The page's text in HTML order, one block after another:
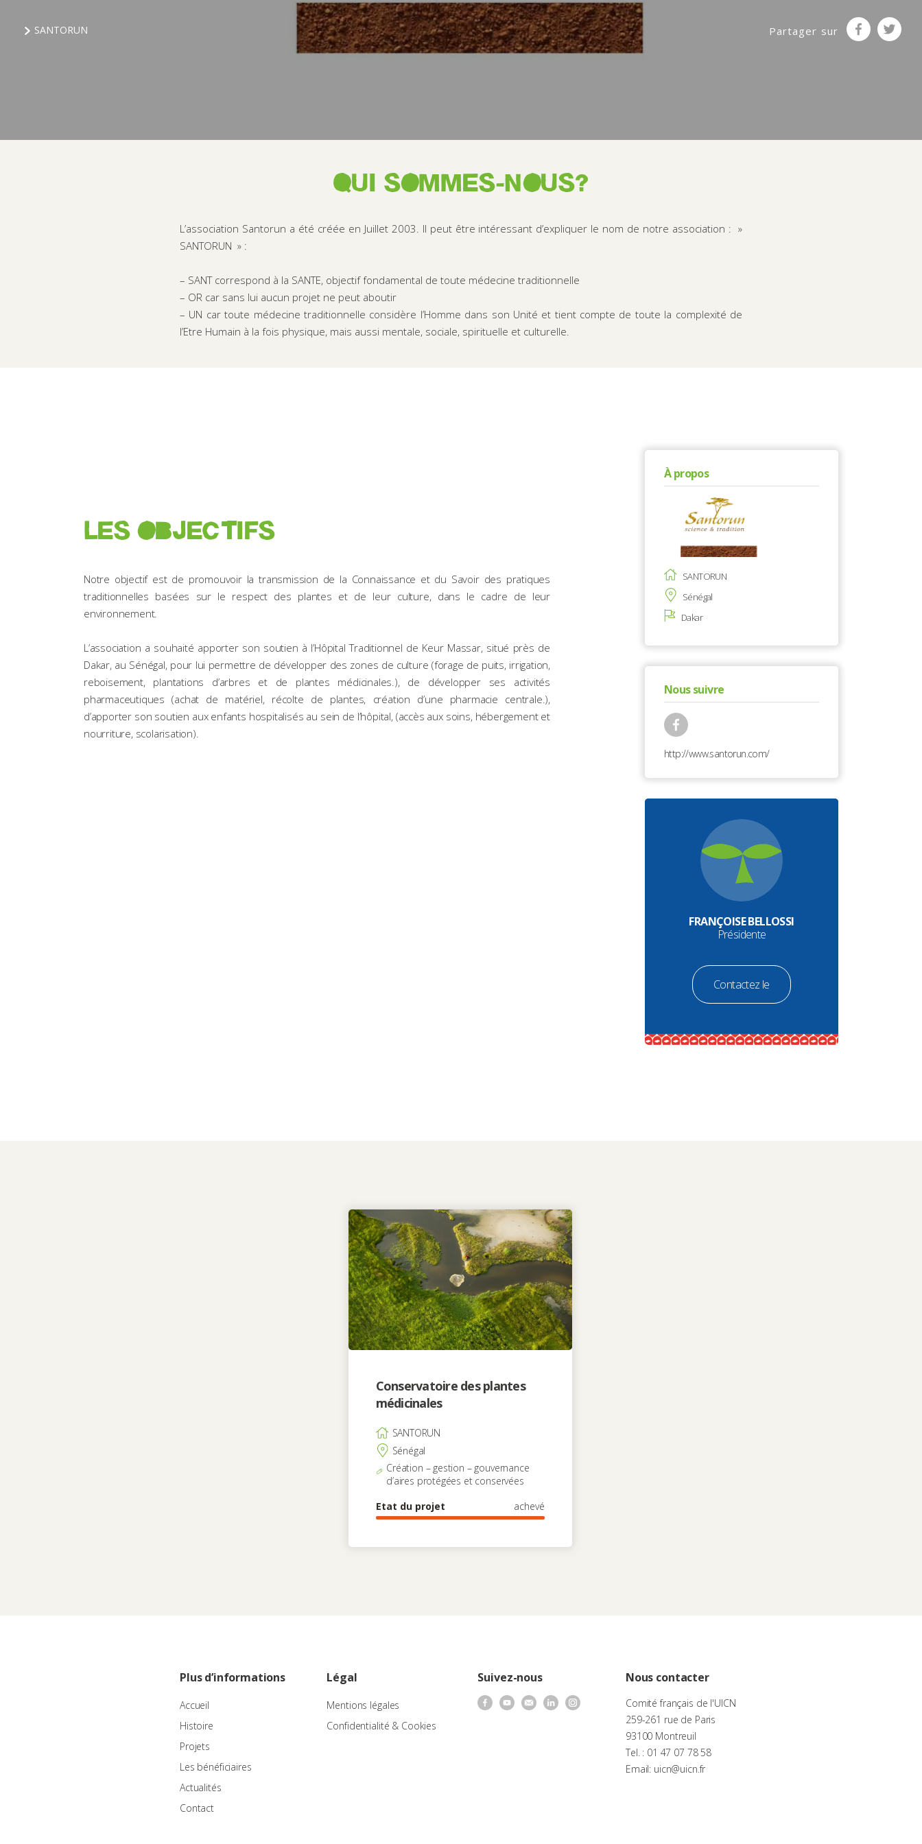
SANTORUN Partager sur
QUI SOMMES-NOUS?
L’association Santorun a été créée en Juillet 2003. Il peut être intéressant d’expliquer le nom de notre association : »
SANTORUN » :
– SANTcorrespond à la SANTE, objectif fondamental de toute médecine traditionnelle
– OR car sans lui aucun projet ne peut aboutir
– UN car toute médecine traditionnelle considère l’Homme dans son Unité et tient compte de toute la complexité de
l’Etre Humain à la fois physique, mais aussi mentale, sociale, spirituelle et culturelle.
LES OBJECTIFS
Notre objectif est de promouvoir la transmission de la Connaissance et du Savoir des pratiques
traditionnelles basées sur le respect des plantes et de leur culture, dans le cadre de leur
environnement.
L’association a souhaité apporter son soutien à l’Hôpital Traditionnel de Keur Massar, situé près de
Dakar, au Sénégal, pour lui permettre de développer des zones de culture (forage de puits, irrigation,
reboisement, plantations d’arbres et de plantes médicinales.), de développer ses activités
pharmaceutiques (achat de matériel, récolte de plantes, création d’une pharmacie centrale.),
d’apporter son soutien aux enfants hospitalisés au sein de l’hôpital, (accès aux soins, hébergement et
nourriture, scolarisation).
À propos
SANTORUN
Sénégal
Dakar
Nous suivre
http://www.santorun.com/
FRANÇOISE BELLOSSI
Présidente
Contactez le
Conservatoire des plantes
médicinales
SANTORUN
Sénégal
Création – gestion – gouvernance
d’aires protégées et conservées
Etat du projet
achevé
Plus d’informations
Accueil
Histoire
Projets
Les bénéficiaires
Actualités
Contact
Légal
Mentions légales
Confidentialité & Cookies
Suivez-nous Nous contacter
Comité français de l'UICN
259-261 rue de Paris
93100 Montreuil
Tel. : 01 47 07 78 58
Email: uicn@uicn.fr